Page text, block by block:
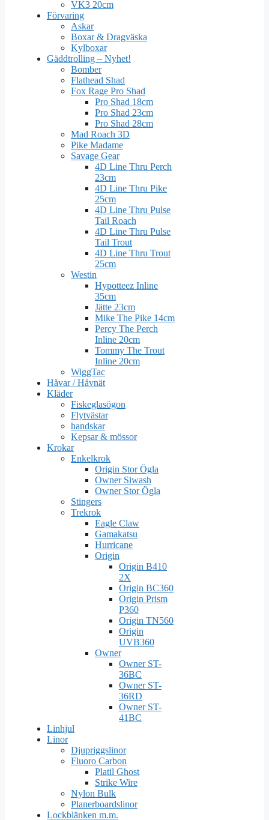
VK3 20cm
Förvaring
Askar
Boxar & Dragväska
Kylboxar
Gäddtrolling – Nyhet!
Bomber
Flathead Shad
Fox Rage Pro Shad
Pro Shad 18cm
Pro Shad 23cm
Pro Shad 28cm
Mad Roach 3D
Pike Madame
Savage Gear
4D Line Thru Perch
23cm
4D Line Thru Pike
25cm
4D Line Thru Pulse
Tail Roach
4D Line Thru Pulse
Tail Trout
4D Line Thru Trout
25cm
Westin
Hypotteez Inline
35cm
Jätte 23cm
Mike The Pike 14cm
Percy The Perch
Inline 20cm
Tommy The Trout
Inline 20cm
WiggTac
Håvar / Håvnät
Kläder
Fiskeglasögon
Flytvästar
handskar
Kepsar & mössor
Krokar
Enkelkrok
Origin Stor Ögla
Owner Siwash
Owner Stor Ögla
Stingers
Trekrok
Eagle Claw
Gamakatsu
Hurricane
Origin
Origin B410
2X
Origin BC360
Origin Prism
P360
Origin TN560
Origin
UVB360
Owner
Owner ST-
36BC
Owner ST-
36RD
Owner ST-
41BC
Linhjul
Linor
Djupriggslinor
Fluoro Carbon
Platil Ghost
Strike Wire
Nylon Bulk
Planerboardslinor
Lockblänken m.m.